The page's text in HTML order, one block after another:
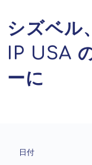
シズベ
IP USA
ーに
日付